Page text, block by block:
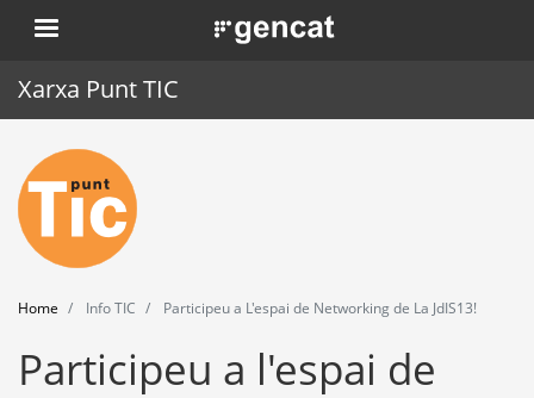
Skip
to
. Obre en una nova finestra.
Xarxa Punt TIC
Home
Punt TIC
News
Events
Training
Home Info TIC Participeu a L'espai de Networking de La JdIS13!
Participeu a l'espai de